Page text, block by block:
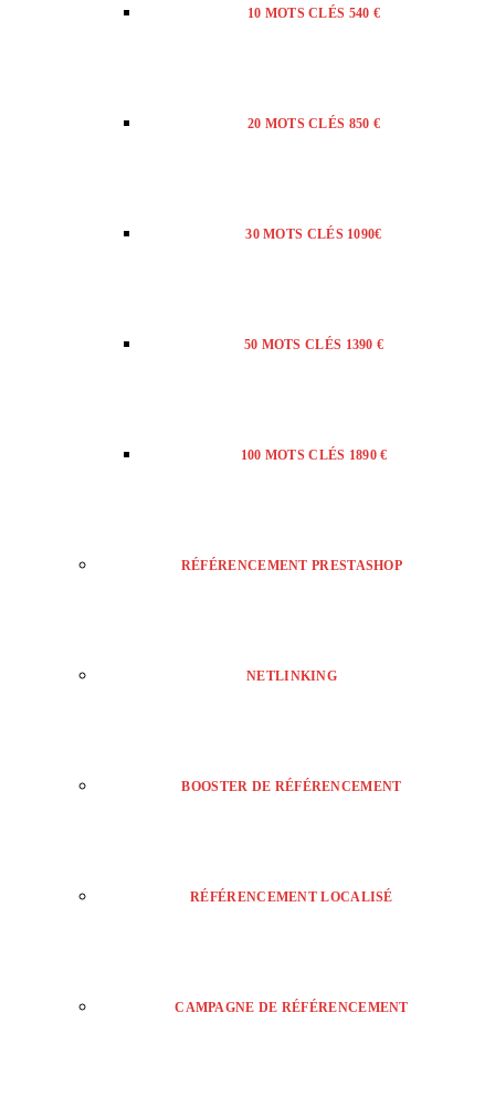
10 MOTS CLÉS 540 €
20 MOTS CLÉS 850 €
30 MOTS CLÉS 1090€
50 MOTS CLÉS 1390 €
100 MOTS CLÉS 1890 €
RÉFÉRENCEMENT PRESTASHOP
NETLINKING
BOOSTER DE RÉFÉRENCEMENT
RÉFÉRENCEMENT LOCALISÉ
CAMPAGNE DE RÉFÉRENCEMENT